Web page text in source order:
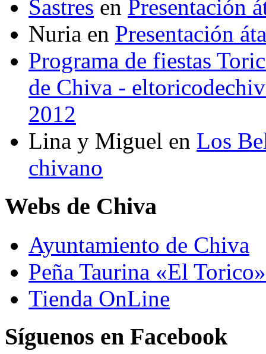
Sastres en Presentación
Nuria en Presentación
Programa de fiestas
de Chiva -
2012
Lina y Miguel en Los
chivano
Webs de Chiva
Ayuntamiento de Chiva
Peña Taurina «El Torico»
Tienda OnLine
Síguenos en Facebook